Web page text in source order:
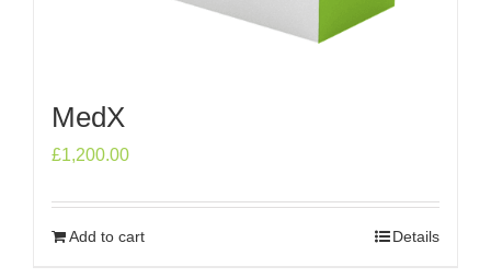
MedX
£1,200.00
Add to cart Details